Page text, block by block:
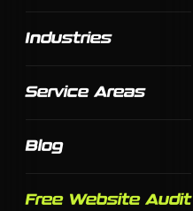
Industries
Service Areas
Blog
Free Website Audit